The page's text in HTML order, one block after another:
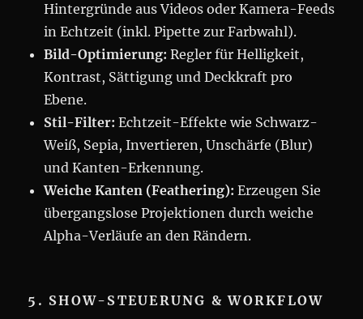
Hintergründe aus Videos oder Kamera-Feeds
in Echtzeit (inkl. Pipette zur Farbwahl).
Bild-Optimierung: Regler für Helligkeit,
Kontrast, Sättigung und Deckkraft pro
Ebene.
Stil-Filter: Echtzeit-Effekte wie Schwarz-
Weiß, Sepia, Invertieren, Unschärfe (Blur)
und Kanten-Erkennung.
Weiche Kanten (Feathering): Erzeugen Sie
übergangslose Projektionen durch weiche
Alpha-Verläufe an den Rändern.
5. SHOW-STEUERUNG & WORKFLOW